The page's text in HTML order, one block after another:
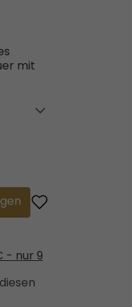
mit
- nur 9